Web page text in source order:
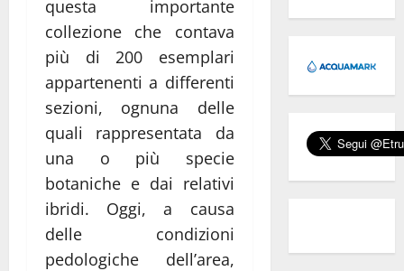
questa importante
collezione che contava
più di 200 esemplari
appartenenti a differenti
sezioni, ognuna delle
quali rappresentata da
una o più specie
botaniche e dai relativi
ibridi. Oggi, a causa
delle condizioni
pedologiche dell’area,